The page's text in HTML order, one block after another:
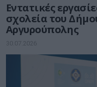
Εντατικές
σχολεία του
Αργυρούπολης
30.07.2026